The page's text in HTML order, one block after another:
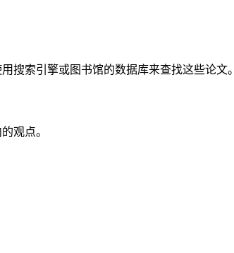
搜索引擎或图书馆的数据库来查找这些论文。
观点。